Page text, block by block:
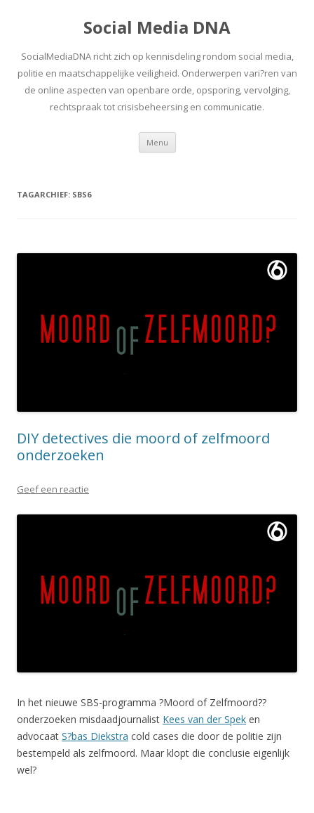
Social Media DNA
SocialMediaDNA richt zich op kennisdeling rondom social media,
politie en maatschappelijke veiligheid. Onderwerpen vari?ren van
de online aspecten van openbare orde, opsporing, vervolging,
rechtspraak tot crisisbeheersing en communicatie.
Menu Spring
inhoud
TAGARCHIEF: SBS6
DIY detectives die moord of zelfmoord
onderzoeken
Geef een reactie
In het nieuwe SBS-programma ?Moord of Zelfmoord??
onderzoeken misdaadjournalist Kees van der Spek en
advocaat S?bas Diekstra cold cases die door de politie zijn
bestempeld als zelfmoord. Maar klopt die conclusie eigenlijk
wel?